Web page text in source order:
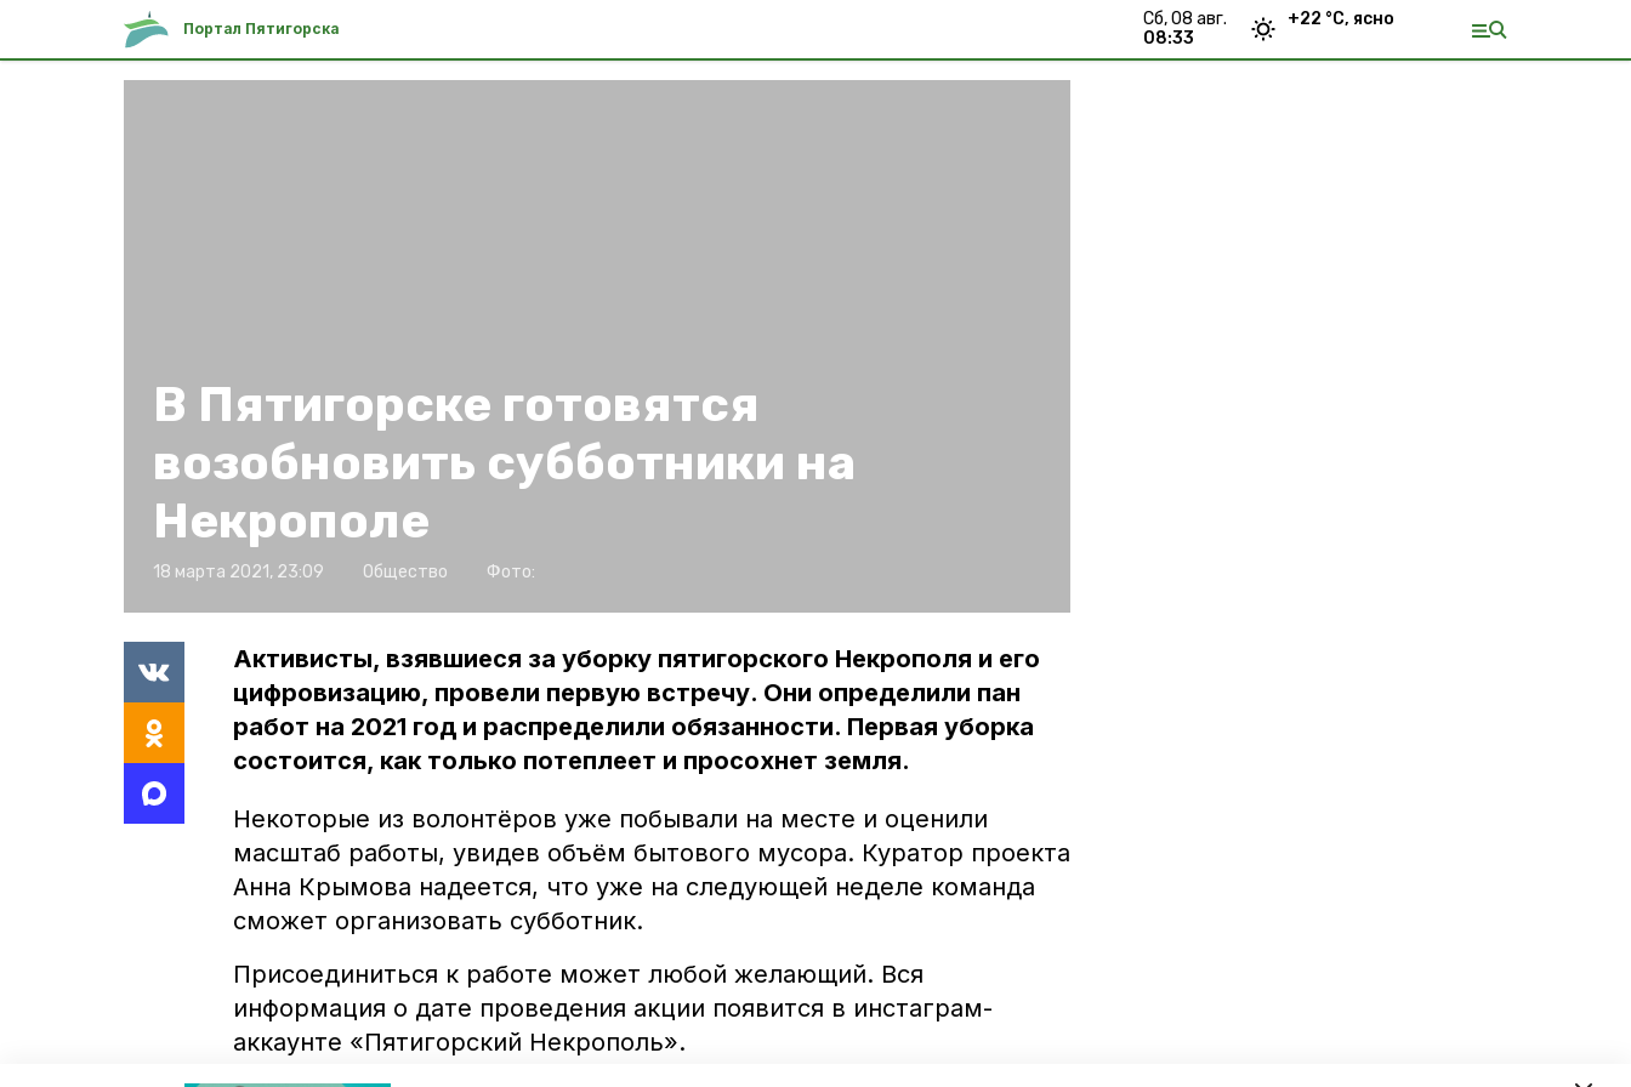
Портал Пятигорска
сб, 08 авг.
08:33
+22 °С, ясно
В Пятигорске готовятся
возобновить субботники на
Некрополе
18 марта 2021, 23:09 Общество Фото:
Активисты, взявшиеся за уборку пятигорского Некрополя и его
цифровизацию, провели первую встречу. Они определили пан
работ на 2021 год и распределили обязанности. Первая уборка
состоится, как только потеплеет и просохнет земля.
Некоторые из волонтёров уже побывали на месте и оценили
масштаб работы, увидев объём бытового мусора. Куратор проекта
Анна Крымова надеется, что уже на следующей неделе команда
сможет организовать субботник.
Присоединиться к работе может любой желающий. Вся
информация о дате проведения акции появится в инстаграм-
аккаунте «Пятигорский Некрополь».